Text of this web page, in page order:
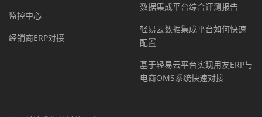
监控中心
经销商ERP对接
数据集成平台综合评测报告
轻易云数据集成平台如何快速
配置
基于轻易云平台实现用友ERP与
电商OMS系统快速对接